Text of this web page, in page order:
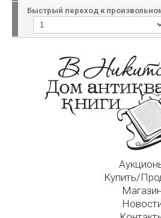
Быстрый переход к
Купить/
Магазин